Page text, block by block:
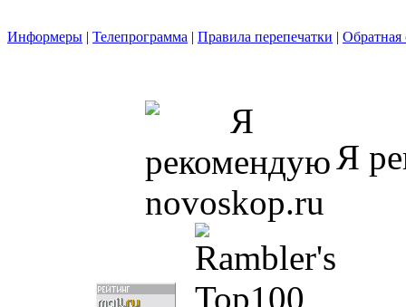
Информеры | Телепрограмма | Правила перепечатки | Обратная
Я